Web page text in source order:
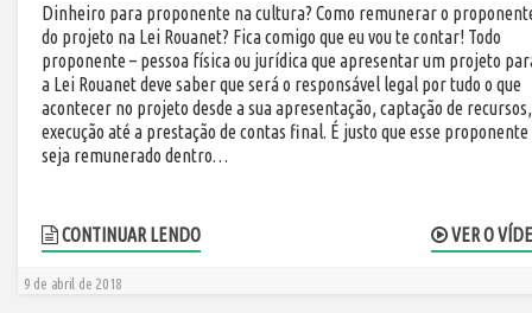
Dinheiro para proponente na cultura? Como remunerar o
do projeto na Lei Rouanet? Fica comigo que eu vou te contar! Todo
proponente – pessoa física ou jurídica que apresentar um projeto
a Lei Rouanet deve saber que será o responsável legal por tudo o que
acontecer no projeto desde a sua apresentação, captação de recursos,
execução até a prestação de contas final. É justo que esse proponente
seja remunerado dentro…
CONTINUAR LENDO VER O
9 de abril de 2018